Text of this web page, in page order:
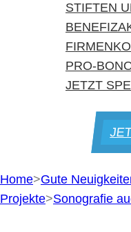
STIFTEN
PRO-
JETZT
Home>Gute
Projekte>Sonografie